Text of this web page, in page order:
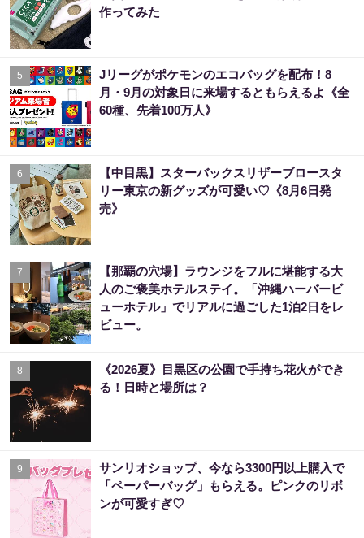
作ってみた
5
Jリーグがポケモンのエコバッグを配布！8
月・9月の対象日に来場するともらえるよ《全
60種、先着100万人》
6
【中目黒】スターバックスリザーブロースタ
リー東京の新グッズが可愛い♡《8月6日発
売》
7
【那覇の穴場】ラウンジをフルに堪能する大
人のご褒美ホテルステイ。「沖縄ハーバービ
ューホテル」でリアルに過ごした1泊2日をレ
ビュー。
8
《2026夏》目黒区の公園で手持ち花火ができ
る！日時と場所は？
9
サンリオショップ、今なら3300円以上購入で
「ペーパーバッグ」もらえる。ピンクのリボ
ンが可愛すぎ♡